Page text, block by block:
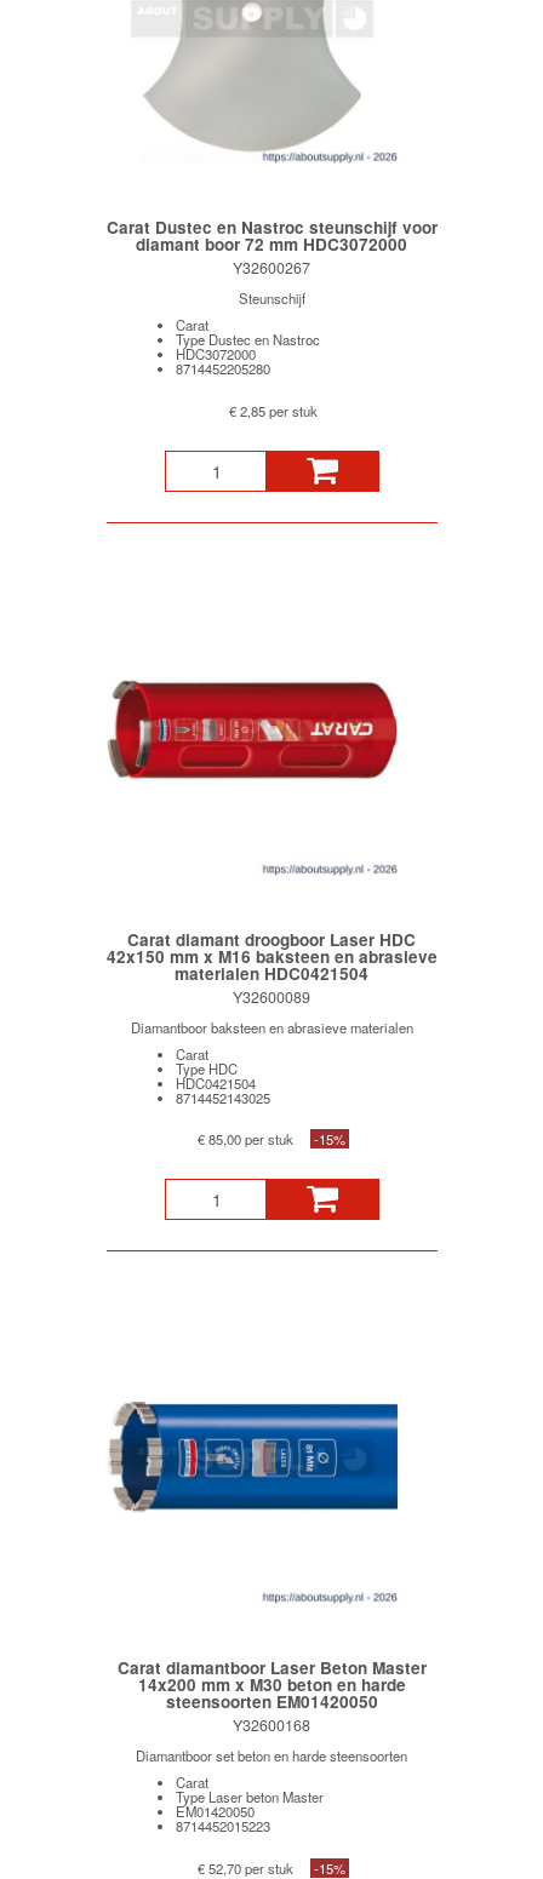
Carat Dustec en Nastroc steunschijf voor
diamant boor 72 mm HDC3072000
Y32600267
Steunschijf
Carat
Type Dustec en Nastroc
HDC3072000
8714452205280
€ 2,85 per stuk
Carat diamant droogboor Laser HDC
42x150 mm x M16 baksteen en abrasieve
materialen HDC0421504
Y32600089
Diamantboor baksteen en abrasieve materialen
Carat
Type HDC
HDC0421504
8714452143025
€ 85,00 per stuk -15%
Carat diamantboor Laser Beton Master
14x200 mm x M30 beton en harde
steensoorten EM01420050
Y32600168
Diamantboor set beton en harde steensoorten
Carat
Type Laser beton Master
EM01420050
8714452015223
€ 52,70 per stuk -15%